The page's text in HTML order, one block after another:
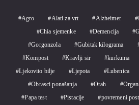
Agro Alati za vrt Alzheimer
Chia sjemenke
Demencija
Gorgonzola
Gubitak kilograma
Kompost
Kravlji sir kurkuma
Ljekovito bilje
Ljepota Lubenica
Obrasci ponašanja
Orah
Papa test
Pistacije povremeni post